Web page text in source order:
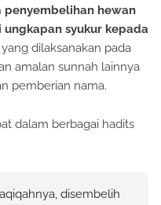
penyembelihan hewan
syukur kepada
yang dilaksanakan pada
amalan sunnah lainnya
pemberian nama.
dalam berbagai hadits
disembelih